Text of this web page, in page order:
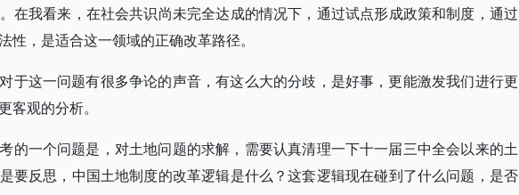
在我看来，在社会共识尚未完全达成的情况下，通过试点形成政策和制度，通过
性，是适合这一领域的正确改革路径。
于这一问题有很多争论的声音，有这么大的分歧，是好事，更能激发我们进行更
客观的分析。
的一个问题是，对土地问题的求解，需要认真清理一下十一届三中全会以来的土
要反思，中国土地制度的改革逻辑是什么？这套逻辑现在碰到了什么问题，是否